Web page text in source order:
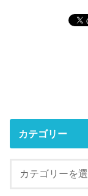
カテゴリー